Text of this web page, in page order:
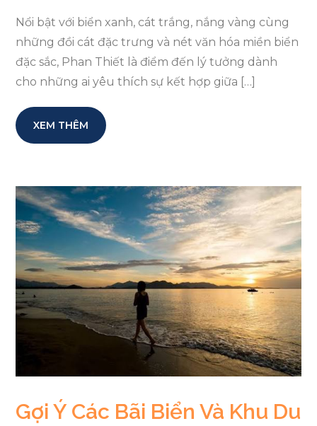
Nổi bật với biển xanh, cát trắng, nắng vàng cùng
những đồi cát đặc trưng và nét văn hóa miền biển
đặc sắc, Phan Thiết là điểm đến lý tưởng dành
cho những ai yêu thích sự kết hợp giữa […]
XEM THÊM
Gợi Ý Các Bãi Biển Và Khu Du